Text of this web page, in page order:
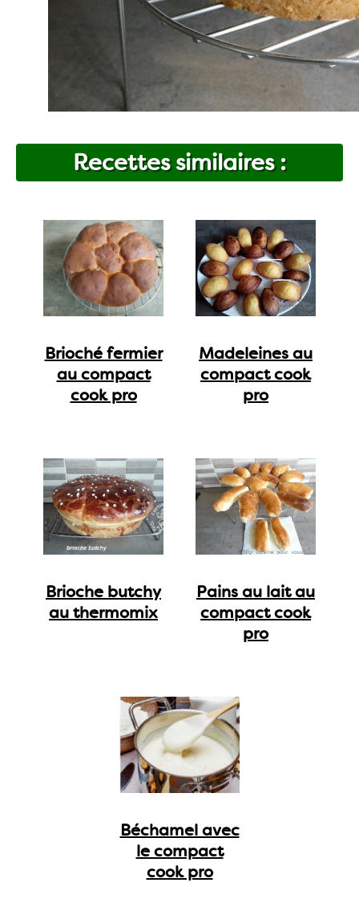
Recettes similaires :
Brioché fermier
au compact
cook pro
Madeleines au
compact cook
pro
Brioche butchy
au thermomix
Pains au lait au
compact cook
pro
Béchamel avec
le compact
cook pro